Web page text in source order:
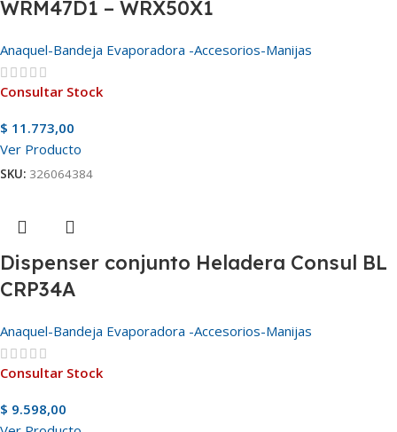
WRM47D1 – WRX50X1
Anaquel-Bandeja Evaporadora -Accesorios-Manijas
Consultar Stock
$ 11.773,00
Ver Producto
SKU: 326064384
Dispenser conjunto Heladera Consul BL
CRP34A
Anaquel-Bandeja Evaporadora -Accesorios-Manijas
Consultar Stock
$ 9.598,00